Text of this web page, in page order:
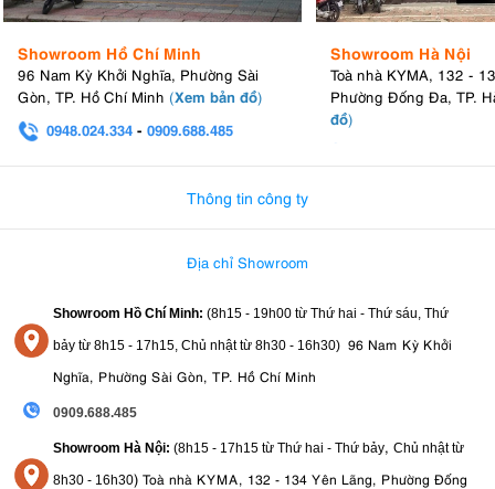
Showroom Hồ Chí Minh
96 Nam Kỳ Khởi Nghĩa, Phường Sài
Gòn, TP. Hồ Chí Minh (Xem bản đồ)
0948.024.334 - 0909.688.485
Showroom Hà Nội
Toà nhà KYMA, 132 -
Phường Đống Đa, TP.
đồ)
Thông tin công ty
Địa chỉ Showroom
Showroom Hồ Chí Minh: (8h15 - 19h00 từ Thứ hai - Thứ sáu, Thứ
bảy từ 8h15 - 17h15, Chủ nhật từ 8h30 - 16h30) 96 Nam Kỳ Khởi
Nghĩa, Phường Sài Gòn, TP. Hồ Chí Minh
0909.688.485
Showroom Hà Nội: (8h15 - 17h15 từ Thứ hai - Thứ bảy, Chủ nhật từ
8h30 - 16h30) Toà nhà KYMA, 132 - 134 Yên Lãng, Phường Đống